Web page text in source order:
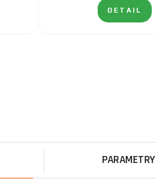
DETAIL
PARAMETRY